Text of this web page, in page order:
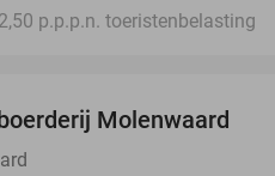
p.p.p.n. toeristenbelasting
27%
Molenwaard